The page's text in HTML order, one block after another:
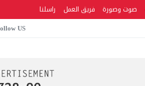
صوت وصورة فريق العمل راسلنا
US